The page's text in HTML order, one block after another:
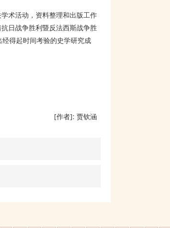
术活动，资料整理和出版工作
日战争胜利暨反法西斯战争胜
得起时间考验的史学研究成
[作者]: 贾钦涵